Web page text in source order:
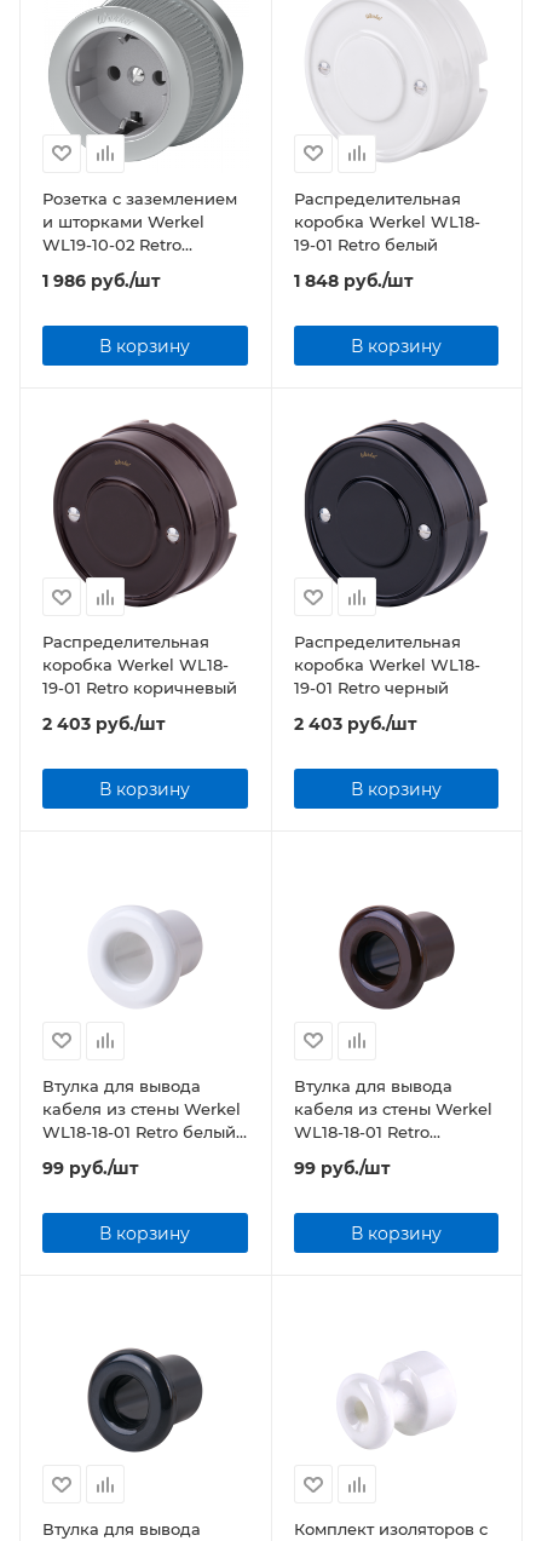
Розетка с заземлением
и шторками Werkel
WL19-10-02 Retro
матовый хром
1 986 руб./шт
В корзину
Распределительная
коробка Werkel WL18-
19-01 Retro белый
1 848руб./шт
В корзину
Распределительная
коробка Werkel WL18-
19-01 Retro коричневый
2 403 руб./шт
В корзину
Распределительная
коробка Werkel WL18-
19-01 Retro черный
2 403руб./шт
В корзину
Втулка для вывода
кабеля из стены Werkel
WL18-18-01 Retro белый
99 руб./шт
В корзину
Втулка для вывода
кабеля из стены Werkel
WL18-18-01 Retro
коричневый (2 шт.)
99руб./шт
В корзину
Втулка для вывода
Комплект изоляторов с